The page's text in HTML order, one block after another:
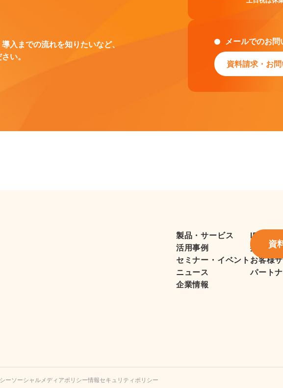
入までの流れを知りたいなど、
い。
メールでのお問
資料請求・お
製品・サービス
活用事例
セミナー・イベント
ニュース
企業情報
IR情報
採用情報
お客様
パート
資
ーソーシャルメディアポリシー情報セキュリティポリシー